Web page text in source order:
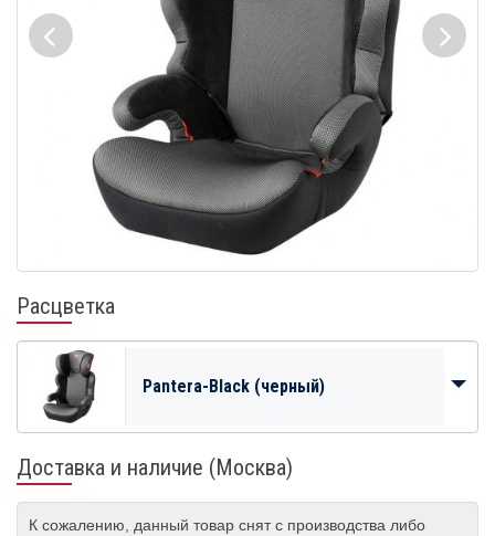
Расцветка
Pantera-Black (черный)
Доставка и наличие (Москва)
К сожалению, данный товар снят с производства либо